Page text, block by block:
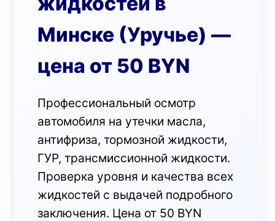
Минске (Уручье) —
цена от 50 BYN
Профессиональный осмотр
автомобиля на утечки масла,
антифриза, тормозной жидкости,
ГУР, трансмиссионной жидкости.
Проверка уровня и качества всех
жидкостей с выдачей подробного
заключения. Цена от 50 BYN